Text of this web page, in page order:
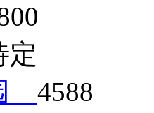
定
4588